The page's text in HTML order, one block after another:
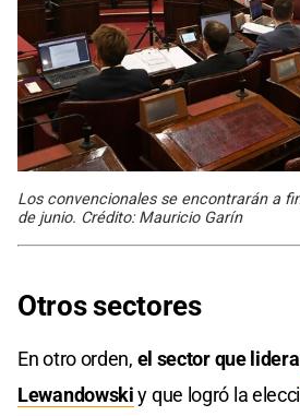
Los convencionales se encontrarán a
de junio. Crédito: Mauricio Garín
Otros sectores
En otro orden, el sector que lidera
Lewandowskiy que logró la